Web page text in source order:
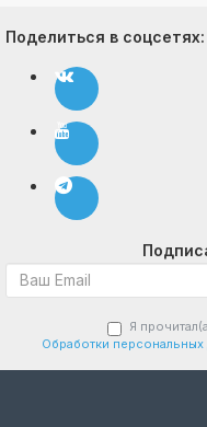
Поделиться в соцсетях:
Я
Обработки персональных